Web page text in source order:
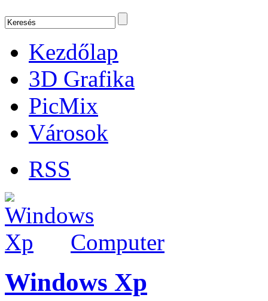
Kezdőlap
3D Grafika
PicMix
Városok
RSS
Computer
Windows Xp